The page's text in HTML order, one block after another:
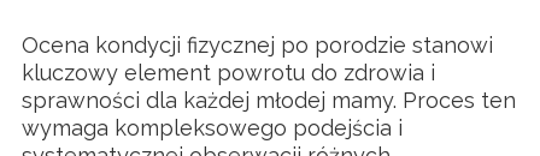
Ocena kondycji fizycznej po porodzie stanowi
kluczowy element powrotu do zdrowia i
sprawności dla każdej młodej mamy. Proces ten
wymaga kompleksowego podejścia i